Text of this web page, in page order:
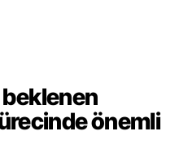
beklenen
önemli